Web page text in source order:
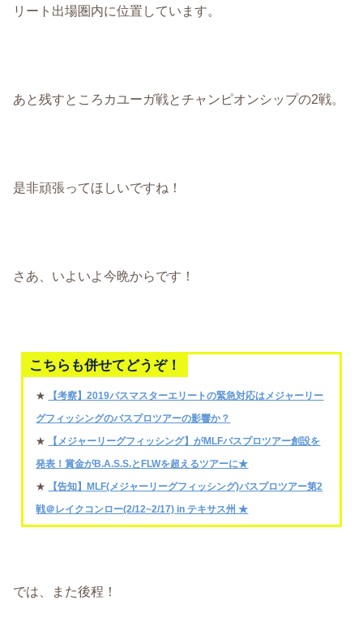
リート出場圏内に位置しています。
あと残すところカユーガ戦とチャンピオンシップの2戦。
是非頑張ってほしいですね！
さあ、いよいよ今晩からです！
こちらも併せてどうぞ！
★
【考察】2019バスマスターエリートの緊急対応はメジャーリー
グフィッシングのバスプロツアーの影響か？
★
【メジャーリーグフィッシング】がMLFバスプロツアー創設を
発表！賞金がB.A.S.S.とFLWを超えるツアーに★
★
【告知】MLF(メジャーリーグフィッシング)バスプロツアー第2
戦＠レイクコンロー(2/12~2/17) in テキサス州 ★
では、また後程！